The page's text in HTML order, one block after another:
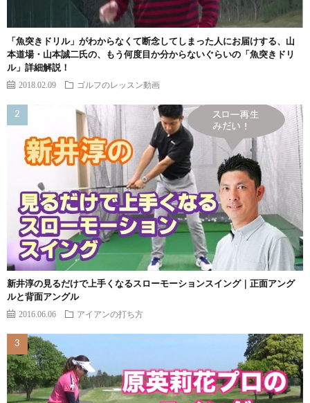
「魚突きドリル」がわからなくて断念してしまった人にお届けする、山
本道場・山本誠二氏の、もう何度目か分からないぐらいの「魚突きドリ
ル」詳細解説！
2018.02.09 ゴルフのレッスン動画
新井淳の見るだけで上手くなるスローモーションスイング｜正面アング
ルと背面アングル
2016.06.06 アイアンの打ち方